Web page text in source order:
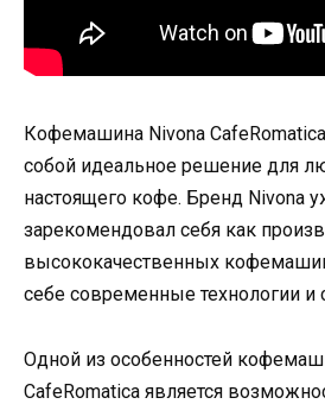
Кофемашина Nivona
собой идеальное решение для
настоящего кофе. Бренд Nivona
зарекомендовал себя как
высококачественных
себе современные технологии и
Одной из особенностей
CafeRomatica является